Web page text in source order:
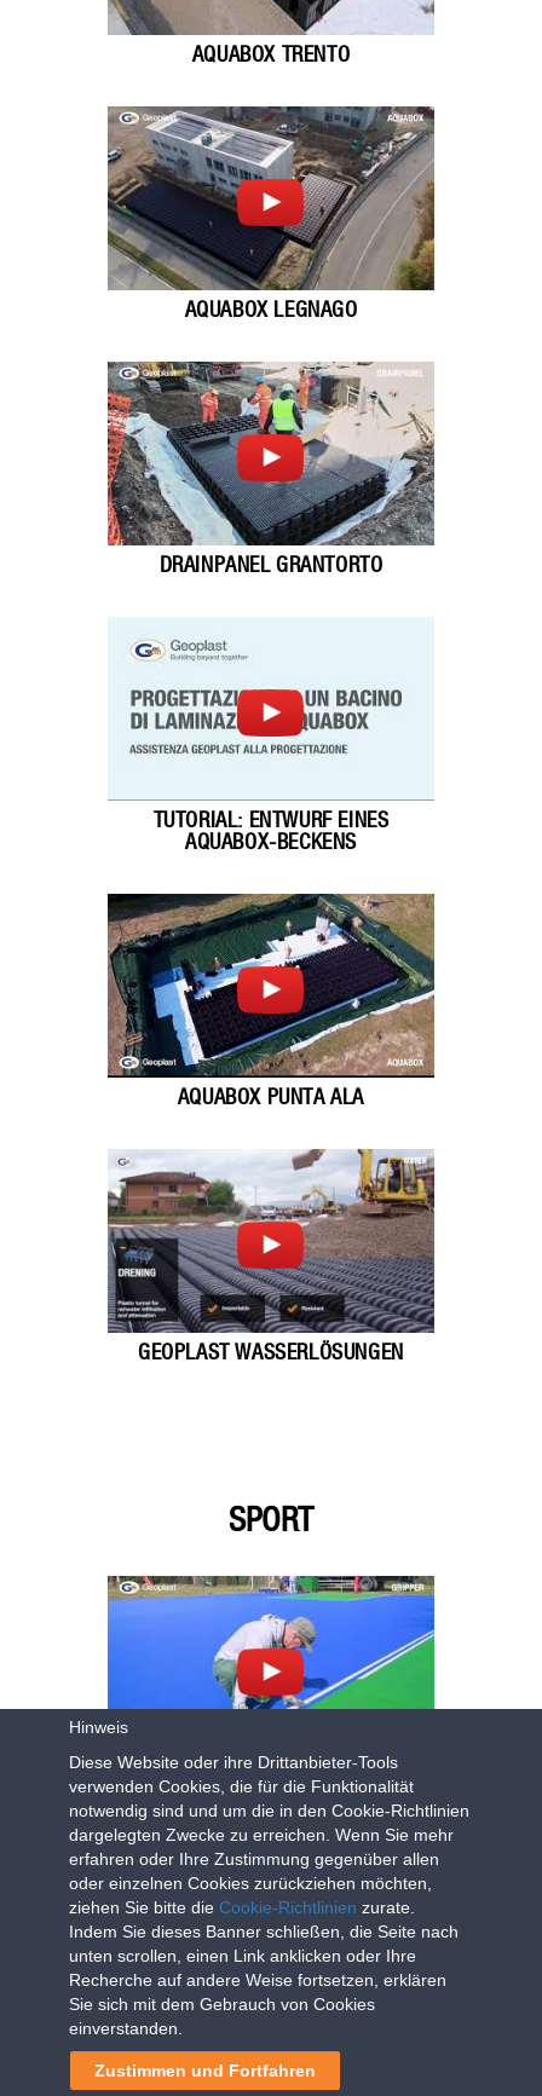
AQUABOX TRENTO
AQUABOX LEGNAGO
DRAINPANEL GRANTORTO
TUTORIAL: ENTWURF EINES
AQUABOX-BECKENS
AQUABOX PUNTA ALA
GEOPLAST WASSERLÖSUNGEN
SPORT
GRIPPER OUTDOOR VIGEVANO
GRIPPER MULTI-SPORT FLOORING -
ENGLISH
Hinweis
Diese Website oder ihre Drittanbieter-Tools
verwenden Cookies, die für die Funktionalität
notwendig sind und um die in den Cookie-Richtlinien
dargelegten Zwecke zu erreichen. Wenn Sie mehr
erfahren oder Ihre Zustimmung gegenüber allen
oder einzelnen Cookies zurückziehen möchten,
ziehen Sie bitte die Cookie-Richtlinien zurate.
Indem Sie dieses Banner schließen, die Seite nach
unten scrollen, einen Link anklicken oder Ihre
Recherche auf andere Weise fortsetzen, erklären
Sie sich mit dem Gebrauch von Cookies
einverstanden.
Zustimmen und Fortfahren